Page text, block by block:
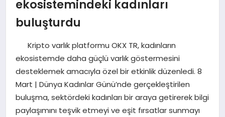
GÜNDEM
SPOR
EKONOMI
MAGAZIN
ekosistemindeki kadınları
buluşturdu
Kripto varlık platformu OKX TR, kadınların
ekosistemde daha güçlü varlık göstermesini
desteklemek amacıyla özel bir etkinlik düzenledi. 8
Mart | Dünya Kadınlar Günü’nde gerçekleştirilen
buluşma, sektördeki kadınları bir araya getirerek bilgi
paylaşımını teşvik etmeyi ve eşit fırsatlar sunmayı